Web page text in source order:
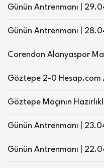
Günün Antrenmanı |
Günün Antrenmanı |
Corendon Alanyaspor
Göztepe 2-0 Hesap.com
Göztepe Maçının
Günün Antrenmanı |
Günün Antrenmanı |